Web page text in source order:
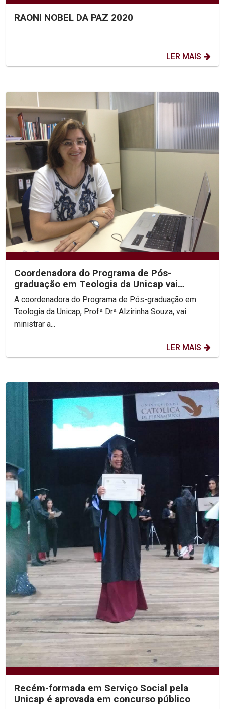
RAONI NOBEL DA PAZ 2020
LER MAIS
Coordenadora do Programa de Pós-
graduação em Teologia da Unicap vai
lecionar disciplina na...
A coordenadora do Programa de Pós-graduação em
Teologia da Unicap, Profª Drª Alzirinha Souza, vai
ministrar a...
LER MAIS
Recém-formada em Serviço Social pela
Unicap é aprovada em concurso público